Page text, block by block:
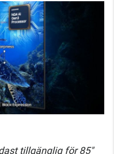
tillgänglig för 85"